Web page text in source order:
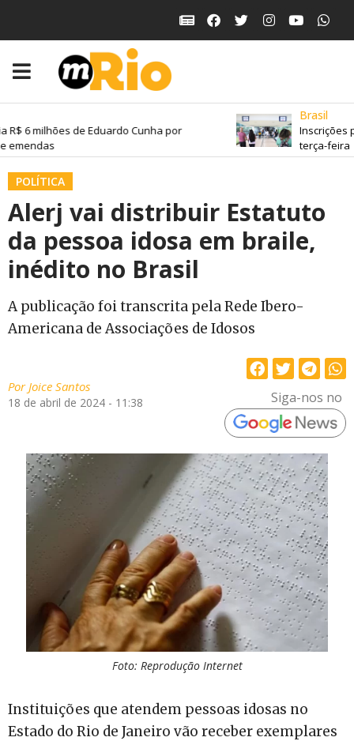
R$ 6 milhões de Eduardo Cunha por
emendas
Brasil
Inscrições
terça-feira
POLÍTICA
Alerj vai distribuir Estatuto
da pessoa idosa em braile,
inédito no Brasil
A publicação foi transcrita pela Rede Ibero-
Americana de Associações de Idosos
PorJoice Santos
18 de abril de 2024 - 11:38 Siga-nos no
Foto: Reprodução Internet
Instituições que atendem pessoas idosas no
Estado do Rio de Janeiro vão receber exemplares